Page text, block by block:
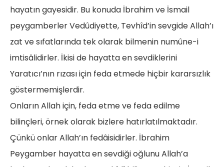
hayatın gayesidir. Bu konuda İbrahim ve İsmail
peygamberler Vedûdiyette, Tevhîd’in sevgide Allah’ı
zat ve sıfatlarında tek olarak bilmenin numûne-i
imtisâlidirler. İkisi de hayatta en sevdiklerini
Yaratıcı’nın rızası için feda etmede hiçbir kararsızlık
göstermemişlerdir.
Onların Allah için, feda etme ve feda edilme
bilinçleri, örnek olarak bizlere hatırlatılmaktadır.
Çünkü onlar Allah’ın fedâisidirler. İbrahim
Peygamber hayatta en sevdiği oğlunu Allah’a